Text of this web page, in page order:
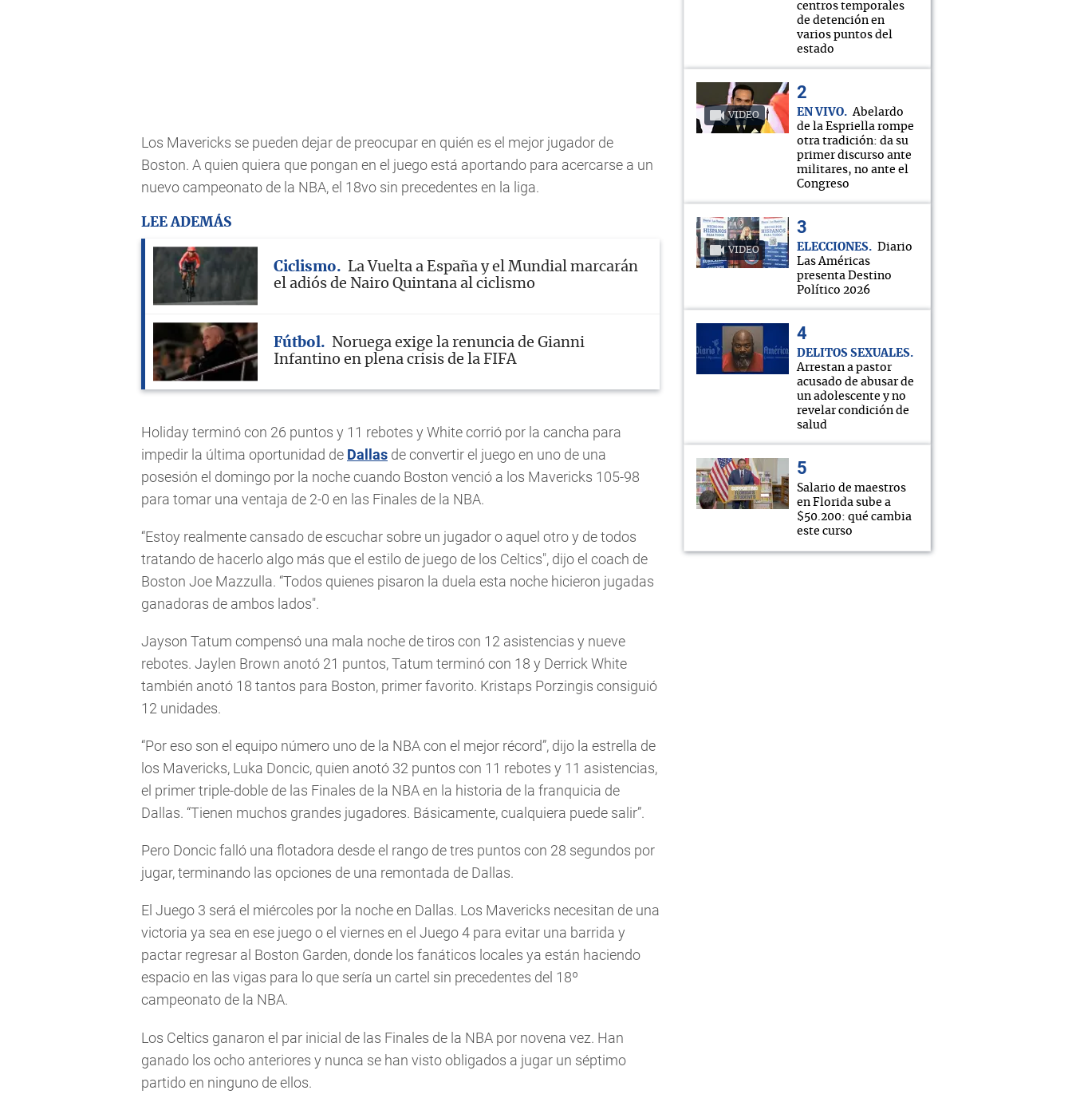
Los Mavericks se pueden dejar de preocupar en quién es el mejor jugador de
Boston. A quien quiera que pongan en el juego está aportando para acercarse a un
nuevo campeonato de la NBA, el 18vo sin precedentes en la liga.
LEE ADEMÁS
Ciclismo
La Vuelta a España y el Mundial marcarán
el adiós de Nairo Quintana al ciclismo
Fútbol
Noruega exige la renuncia de Gianni
Infantino en plena crisis de la FIFA
Holiday terminó con 26 puntos y 11 rebotes y White corrió por la cancha para
impedir la última oportunidad de Dallas de convertir el juego en uno de una
posesión el domingo por la noche cuando Boston venció a los Mavericks 105-98
para tomar una ventaja de 2-0 en las Finales de la NBA.
“Estoy realmente cansado de escuchar sobre un jugador o aquel otro y de todos
tratando de hacerlo algo más que el estilo de juego de los Celtics", dijo el coach de
Boston Joe Mazzulla. “Todos quienes pisaron la duela esta noche hicieron jugadas
ganadoras de ambos lados".
Jayson Tatum compensó una mala noche de tiros con 12 asistencias y nueve
rebotes. Jaylen Brown anotó 21 puntos, Tatum terminó con 18 y Derrick White
también anotó 18 tantos para Boston, primer favorito. Kristaps Porzingis consiguió
12 unidades.
“Por eso son el equipo número uno de la NBA con el mejor récord”, dijo la estrella de
los Mavericks, Luka Doncic, quien anotó 32 puntos con 11 rebotes y 11 asistencias,
el primer triple-doble de las Finales de la NBA en la historia de la franquicia de
Dallas. “Tienen muchos grandes jugadores. Básicamente, cualquiera puede salir”.
Pero Doncic falló una flotadora desde el rango de tres puntos con 28 segundos por
jugar, terminando las opciones de una remontada de Dallas.
El Juego 3 será el miércoles por la noche en Dallas. Los Mavericks necesitan de una
victoria ya sea en ese juego o el viernes en el Juego 4 para evitar una barrida y
pactar regresar al Boston Garden, donde los fanáticos locales ya están haciendo
espacio en las vigas para lo que sería un cartel sin precedentes del 18º
campeonato de la NBA.
Los Celtics ganaron el par inicial de las Finales de la NBA por novena vez. Han
ganado los ocho anteriores y nunca se han visto obligados a jugar un séptimo
partido en ninguno de ellos.
centros temporales
de detención en
varios puntos del
estado
VIDEO EN VIVO
Abelardo
de la Espriella rompe
otra tradición: da su
primer discurso ante
militares, no ante el
Congreso
VIDEO ELECCIONES
Diario
Las Américas
presenta Destino
Político 2026
DELITOS SEXUALES
Arrestan a pastor
acusado de abusar de
un adolescente y no
revelar condición de
salud
Salario de maestros
en Florida sube a
$50.200: qué cambia
este curso